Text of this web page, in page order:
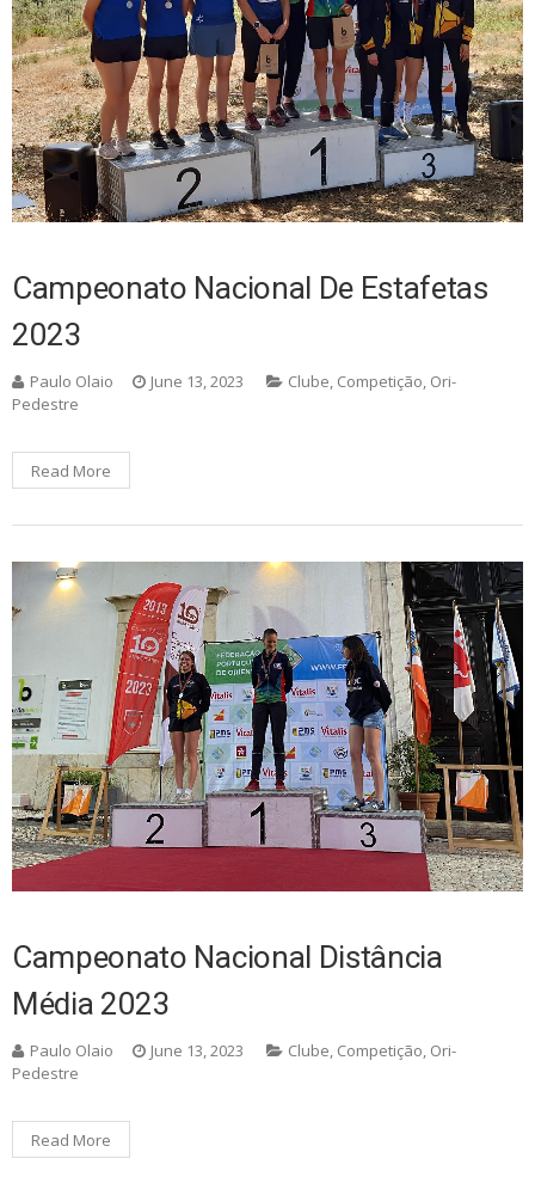
Campeonato Nacional De Estafetas
2023
Paulo Olaio June 13, 2023 Clube, Competição, Ori-
Pedestre
Read More
Campeonato Nacional Distância
Média 2023
Paulo Olaio June 13, 2023 Clube Competição Ori-
Pedestre
Read More